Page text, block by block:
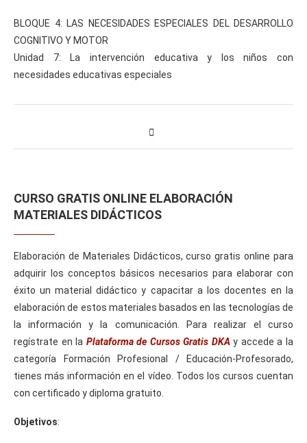
BLOQUE 4: LAS NECESIDADES ESPECIALES DEL DESARROLLO
COGNITIVO Y MOTOR
Unidad 7: La intervención educativa y los niños con
necesidades educativas especiales
CURSO GRATIS ONLINE ELABORACIÓN
MATERIALES DIDÁCTICOS
Elaboración de Materiales Didácticos, curso gratis online para
adquirir los conceptos básicos necesarios para elaborar con
éxito un material didáctico y capacitar a los docentes en la
elaboración de estos materiales basados en las tecnologías de
la información y la comunicación. Para realizar el curso
regístrate en la Plataforma de Cursos Gratis DKAy accede a la
categoría Formación Profesional / Educación-Profesorado,
tienes más información en el vídeo. Todos los cursos cuentan
con certificado y diploma gratuito.
Objetivos: